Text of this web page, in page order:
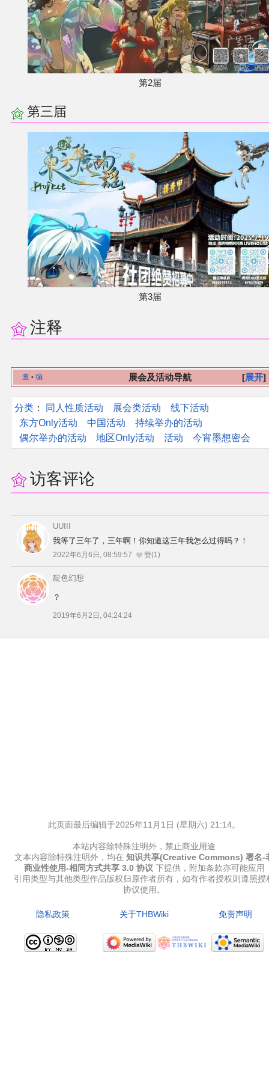
第2届
第三届
第3届
注释
展开
查 • 编 展会及活动导航
分类 ：​ 同人性质活动 展会类活动
线下活动
东方Only活动
中国活动
持续举办的活动
偶尔举办的活动
地区Only活动 活动 今宵墨想密会
访客评论
UUIII
我等了三年了，三年啊！你知道这三年我怎么过得吗？！
2022年6月6日, 08:59:57 赞(1)
靛色幻想
？
2019年6月2日, 04:24:24
此页面最后编辑于2025年11月1日 (星期六) 21:14。
本站内容除特殊注明外，禁止商业用途
文本内容除特殊注明外，均在 知识共享(Creative Commons) 署名-
商业性使用-相同方式共享 3.0 协议 下提供，附加条款亦可能应用
引用类型与其他类型作品版权归原作者所有，如有作者授权则遵照授
协议使用。
隐私政策 关于THBWiki 免责声明